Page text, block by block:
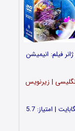
فیلم: انیمیشن
فارسی + انگلیسی | زیرنویس